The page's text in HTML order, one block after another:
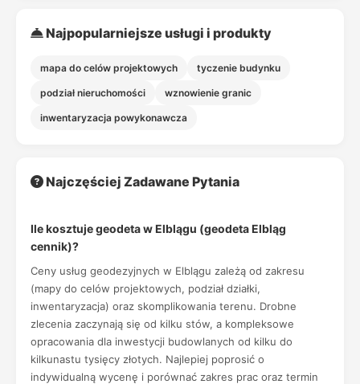
Najpopularniejsze usługi i produkty
mapa do celów projektowych tyczenie budynku
podział nieruchomości wznowienie granic
inwentaryzacja powykonawcza
Najczęściej Zadawane Pytania
Ile kosztuje geodeta w Elblągu (geodeta Elbląg
cennik)?
Ceny usług geodezyjnych w Elblągu zależą od zakresu
(mapy do celów projektowych, podział działki,
inwentaryzacja) oraz skomplikowania terenu. Drobne
zlecenia zaczynają się od kilku stów, a kompleksowe
opracowania dla inwestycji budowlanych od kilku do
kilkunastu tysięcy złotych. Najlepiej poprosić o
indywidualną wycenę i porównać zakres prac oraz termin